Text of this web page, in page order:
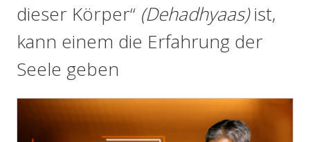
dieser Körper“ (Dehadhyaas)ist,
kann einem die Erfahrung der
Seele geben